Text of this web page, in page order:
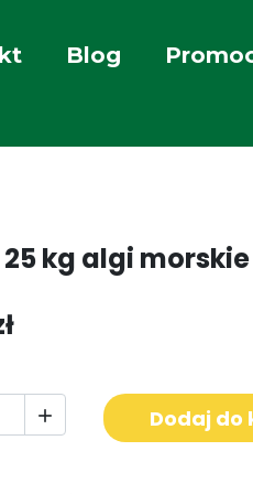
Blog
kg algi morskie
 Dodaj do